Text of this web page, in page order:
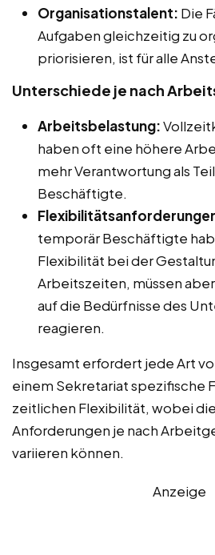
Organisationstalent: Die
Aufgaben gleichzeitig zu
priorisieren, ist für alle
Unterschiede je nach
Arbeitsbelastung:
haben oft eine höhere
mehr Verantwortung als
Beschäftigte.
temporär Beschäftigte
Flexibilität bei der
Arbeitszeiten, müssen
auf die Bedürfnisse des
reagieren.
Insgesamt erfordert jede Art
einem Sekretariat spezifische
zeitlichen Flexibilität, wobei
Anforderungen je nach
variieren können.
Anzeige